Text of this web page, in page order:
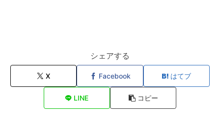
シェアする
X Facebook はてブ
LINE コピー